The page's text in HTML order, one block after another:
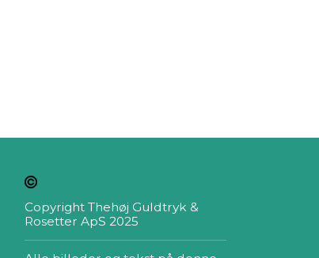
Copyright Thehøj Guldtryk &
Rosetter ApS 2025